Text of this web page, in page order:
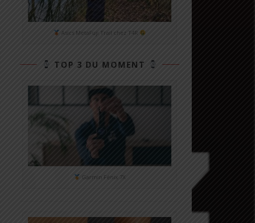
Asics MetaFuji Trail chez T4R
TOP 3 DU MOMENT
Garmin Fénix 7X